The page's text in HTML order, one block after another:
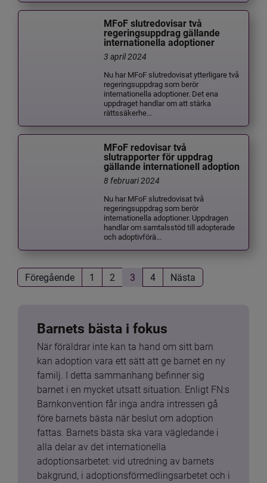
MFoF slutredovisar två
regeringsuppdrag gällande
internationella adoptioner
3 april 2024
Nu har MFoF slutredovisat ytterligare två
regeringsuppdrag som berör
internationella adoptioner. Det ena
uppdraget handlar om att stärka
rättssäkerhe...
MFoF redovisar två
slutrapporter för uppdrag
gällande internationell adoption
8 februari 2024
Nu har MFoF slutredovisat två
regeringsuppdrag som berör
internationella adoptioner. Uppdragen
handlar om samtalsstöd till adopterade
och adoptivförä...
Föregående 1 2 3 4 Nästa
Barnets bästa i fokus
När föräldrar inte kan ta hand om sitt barn
kan adoption vara ett sätt att ge barnet en ny
familj. I detta sammanhang befinner sig
barnet i en mycket utsatt situation. Enligt FN:s
Barnkonvention får inga andra intressen gå
före barnets bästa när beslut om adoption
fattas. Barnets bästa ska vara vägledande i
alla delar av det internationella
adoptionsarbetet: vid utredning av barnets
bakgrund, i adoptionsförmedlingsarbetet och i